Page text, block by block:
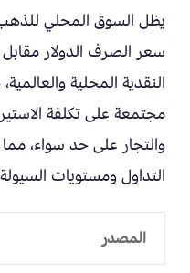
يظل السوق المحلي
سعر الصرف الدولار مقابل
النقدية المحلية
مجتمعة على تكلفة
والتجار على حد سواء،
التداول ومستويات
المصدر